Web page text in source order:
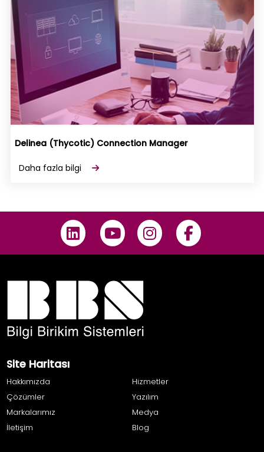
Delinea (Thycotic) Connection Manager
Daha fazla bilgi
Site Haritası
Hakkımızda
Hizmetler
Çözümler
Yazılım
Markalarımız
Medya
İletişim
Blog